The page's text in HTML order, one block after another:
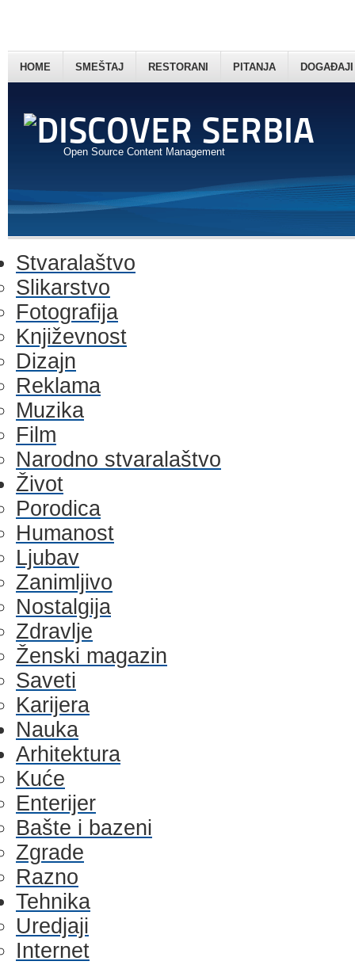
Open Source Content Management
HOME SMEŠTAJ RESTORANI PITANJA DOGAĐAJI
Stvaralaštvo
Slikarstvo
Fotografija
Književnost
Dizajn
Reklama
Muzika
Film
Narodno stvaralaštvo
Život
Porodica
Humanost
Ljubav
Zanimljivo
Nostalgija
Zdravlje
Ženski magazin
Saveti
Karijera
Nauka
Arhitektura
Kuće
Enterijer
Bašte i bazeni
Zgrade
Razno
Tehnika
Uredjaji
Internet